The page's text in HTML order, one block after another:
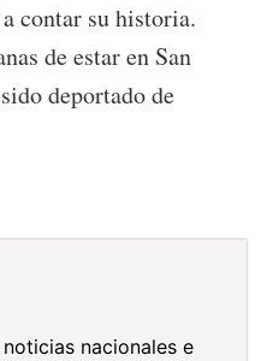
contar su historia.
de estar en San
deportado de
nacionales e